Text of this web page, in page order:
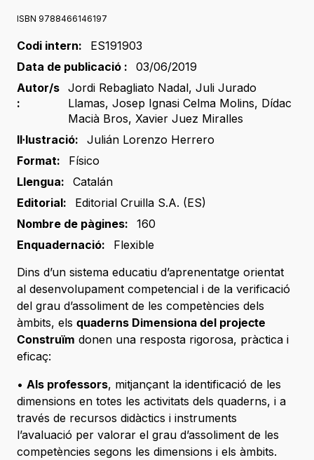
ISBN 9788466146197
Codi intern:
ES191903
Data de publicació :
03/06/2019
Autor/s
:
Jordi Rebagliato Nadal, Juli Jurado
Llamas, Josep Ignasi Celma Molins, Dídac
Macià Bros, Xavier Juez Miralles
Il·lustració:
Julián Lorenzo Herrero
Format:
Físico
Llengua:
Catalán
Editorial:
Editorial Cruilla S.A. (ES)
Nombre de pàgines:
160
Enquadernació:
Flexible
Dins d’un sistema educatiu d’aprenentatge orientat
al desenvolupament competencial i de la verificació
del grau d’assoliment de les competències dels
àmbits, els quaderns Dimensiona del projecte
Construïm donen una resposta rigorosa, pràctica i
eficaç:
• Als professors, mitjançant la identificació de les
dimensions en totes les activitats dels quaderns, i a
través de recursos didàctics i instruments
l’avaluació per valorar el grau d’assoliment de les
competències segons les dimensions i els àmbits.